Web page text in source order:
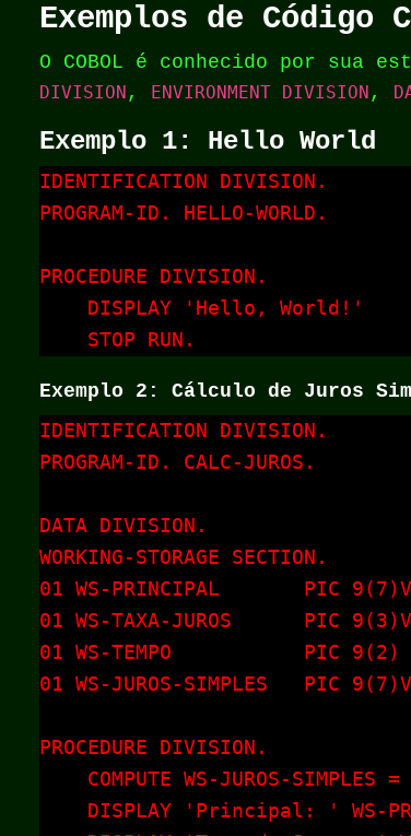
Exemplos de Código
O COBOL é conhecido por
DIVISION , ENVIRONMENT DIVISION ,
Exemplo 1: Hello World
IDENTIFICATION DIVISION.
PROGRAM-ID. HELLO-WORLD.
PROCEDURE DIVISION.
    DISPLAY 'Hello, World!'
    STOP RUN.
Exemplo 2: Cálculo de Juros
IDENTIFICATION DIVISION.
PROGRAM-ID. CALC-JUROS.
DATA DIVISION.
WORKING-STORAGE SECTION.
01 WS-PRINCIPAL       PIC
01 WS-TAXA-JUROS      PIC
01 WS-TEMPO           PIC 9(2)
01 WS-JUROS-SIMPLES   PIC
PROCEDURE DIVISION.
COMPUTE WS-JUROS-SIMPLES =
DISPLAY 'Principal: ' WS-